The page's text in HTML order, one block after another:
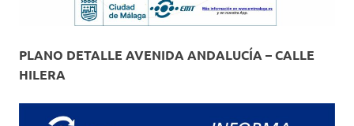
PLANO DETALLE AVENIDA ANDALUCÍA – CALLE
HILERA